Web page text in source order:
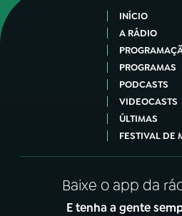
INÍCIO
A RÁDIO
PROGRAMAS
PODCASTS
VIDEOCASTS
ÚLTIMAS
FESTIVAL DE
Baixe o app da
E tenha a gente